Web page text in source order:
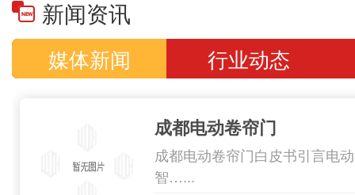
款进口遥
庭院门开
家集研制
新闻资讯
媒体新闻 行业动态
成都电动卷帘门
成都电动卷帘门白皮书引言电
智…...